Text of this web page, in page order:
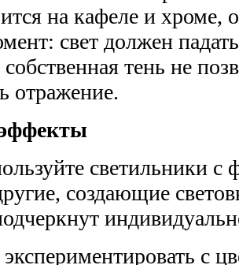
на кафеле и хроме,
свет должен
тень не
отражение.
светильники с
создающие
с